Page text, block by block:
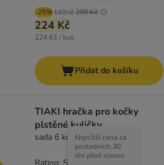
-25% běžně299 Kč
224 Kč
224 Kč / kus
Přidat do košíku
TIAKI hračka pro kočky
plstěné kuličky
sada 6 kusů (Ø 4 cm každý)
Nejnižší cena za
posledních 30
dní před slevou